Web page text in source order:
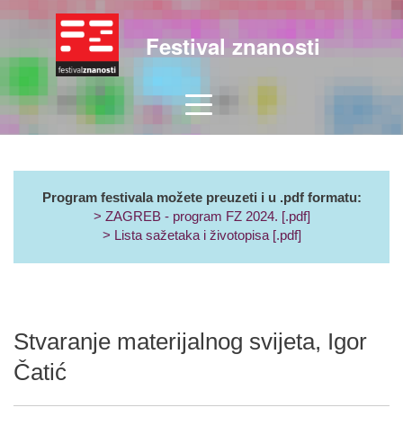
Festival znanosti
Program festivala možete preuzeti i u .pdf formatu:
> ZAGREB - program FZ 2024. [.pdf]
> Lista sažetaka i životopisa [.pdf]
Stvaranje materijalnog svijeta, Igor
Čatić